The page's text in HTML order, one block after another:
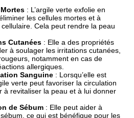
: L’argile verte exfolie en
les cellules mortes et à
Cela peut rendre la peau
Cutanées : Elle a des propriétés
à soulager les irritations cutanées,
notamment en cas de
allergiques.
Sanguine : Lorsqu’elle est
verte peut favoriser la circulation
à revitaliser la peau et à lui donner
de Sébum : Elle peut aider à
ce qui est bénéfique pour les